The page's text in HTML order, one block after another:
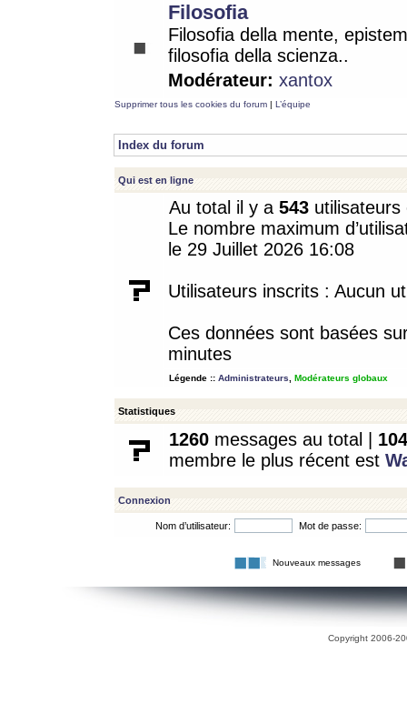
Filosofia
Filosofia della mente,
filosofia della scienza..
Modérateur: xantox
Supprimer tous les cookies du forum | L’équipe
Index du forum
Qui est en ligne
Au total il y a 543
Le nombre maximum
le 29 Juillet 2026 16:08
Utilisateurs inscrits : Aucun
Ces données sont basées
minutes
Légende :: Administrateurs Modérateurs globaux
Statistiques
1260 messages au total | 104
membre le plus récent est
Connexion
Nom d’utilisateur: Mot de passe:
Nouveaux messages
Copyright 2006-